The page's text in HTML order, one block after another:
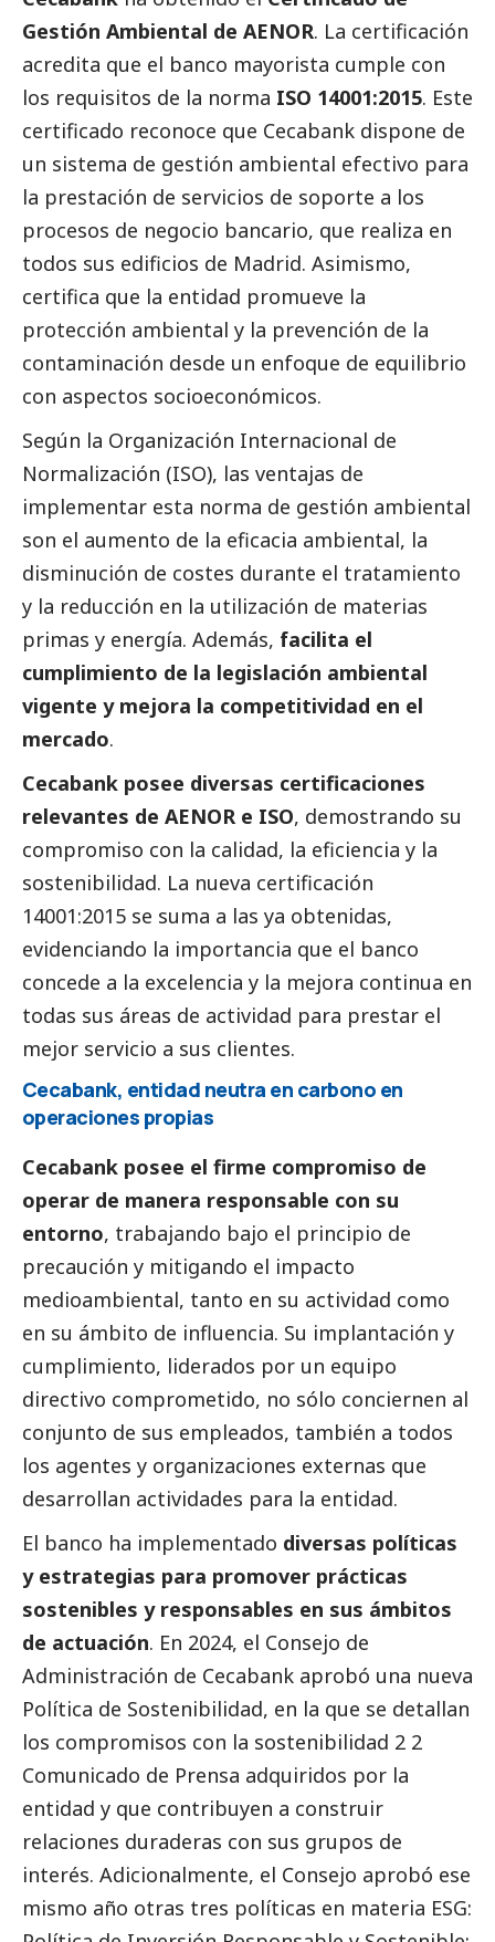
Gestión Ambiental de AENOR. La certificación
acredita que el banco mayorista cumple con
los requisitos de la norma ISO 14001:2015. Este
certificado reconoce que Cecabank dispone de
un sistema de gestión ambiental efectivo para
la prestación de servicios de soporte a los
procesos de negocio bancario, que realiza en
todos sus edificios de Madrid. Asimismo,
certifica que la entidad promueve la
protección ambiental y la prevención de la
contaminación desde un enfoque de equilibrio
con aspectos socioeconómicos.
Según la Organización Internacional de
Normalización (ISO), las ventajas de
implementar esta norma de gestión ambiental
son el aumento de la eficacia ambiental, la
disminución de costes durante el tratamiento
y la reducción en la utilización de materias
primas y energía. Además, facilita el
cumplimiento de la legislación ambiental
vigente y mejora la competitividad en el
mercado.
Cecabank posee diversas certificaciones
relevantes de AENOR e ISO, demostrando su
compromiso con la calidad, la eficiencia y la
sostenibilidad. La nueva certificación
14001:2015 se suma a las ya obtenidas,
evidenciando la importancia que el banco
concede a la excelencia y la mejora continua en
todas sus áreas de actividad para prestar el
mejor servicio a sus clientes.
Cecabank, entidad neutra en carbono en
operaciones propias
Cecabank posee el firme compromiso de
operar de manera responsable con su
entorno, trabajando bajo el principio de
precaución y mitigando el impacto
medioambiental, tanto en su actividad como
en su ámbito de influencia. Su implantación y
cumplimiento, liderados por un equipo
directivo comprometido, no sólo conciernen al
conjunto de sus empleados, también a todos
los agentes y organizaciones externas que
desarrollan actividades para la entidad.
El banco ha implementado diversas políticas
y estrategias para promover prácticas
sostenibles y responsables en sus ámbitos
de actuación. En 2024, el Consejo de
Administración de Cecabank aprobó una nueva
Política de Sostenibilidad, en la que se detallan
los compromisos con la sostenibilidad 2 2
Comunicado de Prensa adquiridos por la
entidad y que contribuyen a construir
relaciones duraderas con sus grupos de
interés. Adicionalmente, el Consejo aprobó ese
mismo año otras tres políticas en materia ESG: